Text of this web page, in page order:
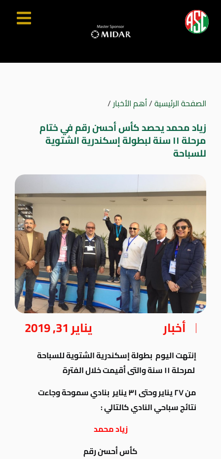
الصفحة الرئيسية/أهم الأخبار/
زياد محمد يحصد كأس أحسن رقم في ختام
مرحلة ١١ سنة لبطولة إسكندرية الشتوية
للسباحة
أخبار يناير 31, 2019
إنتهت اليوم بطولة إسكندرية الشتوية للسباحة
لمرحلة ١١ سنة والتى أقيمت خلال الفترة
من ٢٧ يناير وحتى ٣١ يناير
بنادي سموحة وجاءت
نتائج سباحي النادي كالتالي :
زياد محمد
كأس أحسن رقم